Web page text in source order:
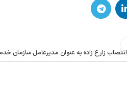
انتصاب زارع زاده به‌ عنوان مدیرعامل سازمان